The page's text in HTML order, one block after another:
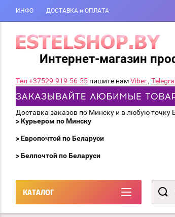
ИНФО ДОСТАВКА и ОПЛАТА
Интернет-магазин
Тел +37529-919-56-55 пишите намViber ,
Доставка заказов по Минску и в любую точку
> Курьером по Минску
> Европочтой по Беларуси
> Белпочтой по Беларуси
КАТАЛОГ